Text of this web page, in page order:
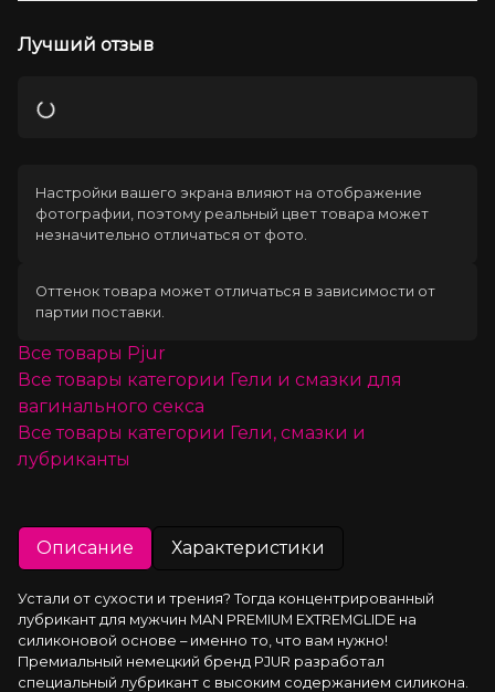
Лучший отзыв
Загрузка
Настройки вашего экрана влияют на отображение
фотографии, поэтому реальный цвет товара может
незначительно отличаться от фото.
Оттенок товара может отличаться в зависимости от
партии поставки.
Все товары Pjur
Все товары категории Гели и смазки для
вагинального секса
Все товары категории Гели, смазки и
лубриканты
Описание Характеристики
Устали от сухости и трения? Тогда концентрированный
лубрикант для мужчин MAN PREMIUM EXTREMGLIDE на
силиконовой основе – именно то, что вам нужно!
Премиальный немецкий бренд PJUR разработал
специальный лубрикант с высоким содержанием силикона.